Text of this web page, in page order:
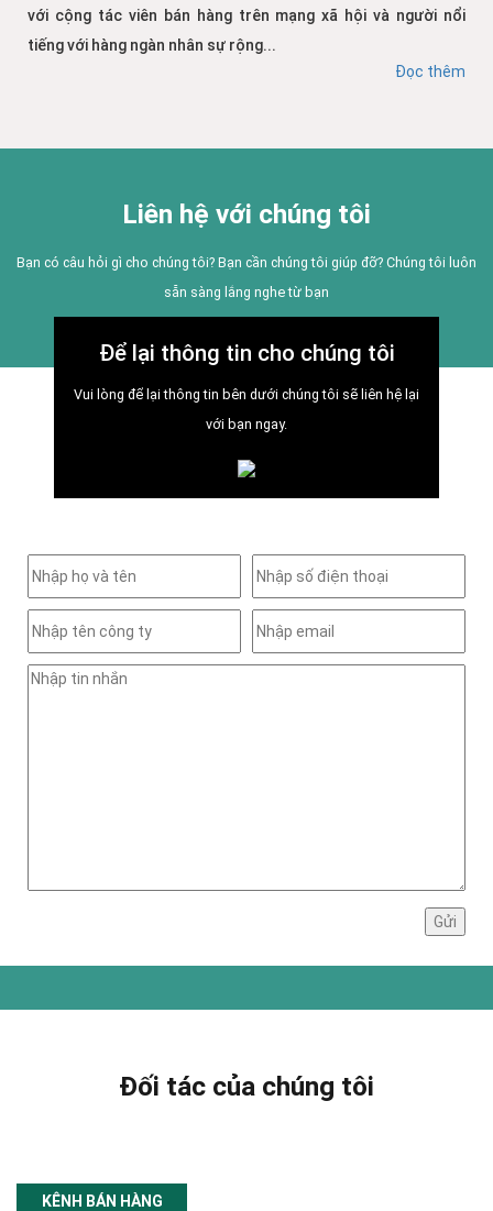
với cộng tác viên bán hàng trên mạng xã hội và người nổi
tiếng với hàng ngàn nhân sự rộng...
Đọc thêm
Liên hệ với chúng tôi
Bạn có câu hỏi gì cho chúng tôi? Bạn cần chúng tôi giúp đỡ? Chúng tôi luôn
sẵn sàng lắng nghe từ bạn
Để lại thông tin cho chúng tôi
Vui lòng để lại thông tin bên dưới chúng tôi sẽ liên hệ lại
với bạn ngay.
Đối tác của chúng tôi
KÊNH BÁN HÀNG